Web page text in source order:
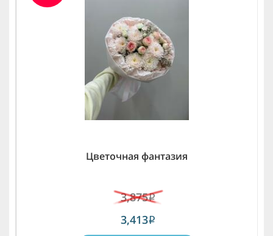
Цветочная фантазия
3,875i
3,413i